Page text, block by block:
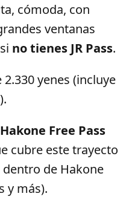
cómoda, con
ventanas
no tienes JR Pass.
yenes (incluye
Hakone Free Pass
cubre este trayecto
de Hakone
y más).